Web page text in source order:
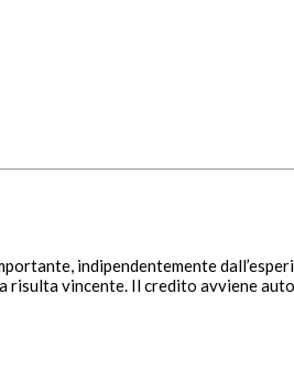
indipendentemente
risulta vincente. Il credito avviene